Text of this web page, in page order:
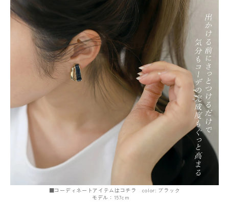
■コーディネートアイテムはコチラ color: ブラック
モデル：157cm